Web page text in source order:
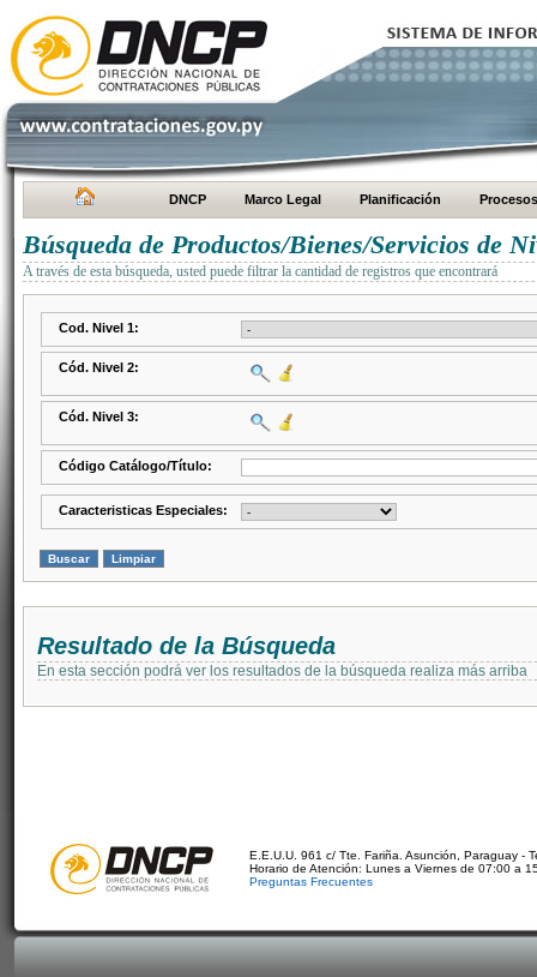
DNCP Marco Legal Planificación Procesos
Búsqueda de Productos/Bienes/Servicios de
A través de esta búsqueda, usted puede filtrar la cantidad de registros que encontrará
Cod. Nivel 1:
Cód. Nivel 2:
Cód. Nivel 3:
Código Catálogo/Título:
Caracteristicas Especiales:
Resultado de la Búsqueda
En esta sección podrá ver los resultados de la búsqueda realiza más arriba
E.E.U.U. 961 c/ Tte. Fariña. Asunción, Paraguay -
Horario de Atención: Lunes a Viernes de 07:00 a
Preguntas Frecuentes